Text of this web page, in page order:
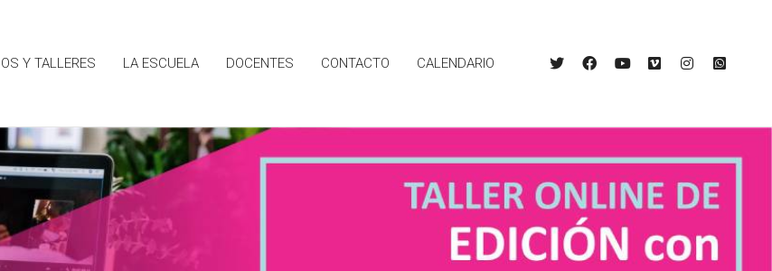
Y TALLERES LA ESCUELA DOCENTES CONTACTO CALENDARIO